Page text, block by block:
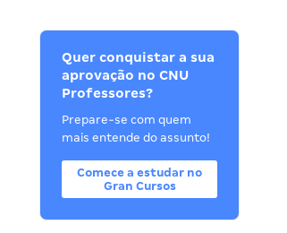
Quer conquistar a sua
aprovação no CNU
Professores?
Prepare-se com quem
mais entende do assunto!
Comece a estudar no
Gran Cursos